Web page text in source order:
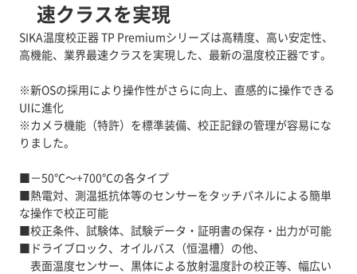
速クラスを実現
SIKA温度校正器 TP Premiumシリーズは高精度、高い安定性、
高機能、業界最速クラスを実現した、最新の温度校正器です。
※新OSの採用により操作性がさらに向上、直感的に操作できる
UIに進化
※カメラ機能（特許）を標準装備、校正記録の管理が容易にな
りました。
■－50℃～+700℃の各タイプ
■熱電対、測温抵抗体等のセンサーをタッチパネルによる簡単
な操作で校正可能
■校正条件、試験体、試験データ・証明書の保存・出力が可能
■ドライブロック、オイルバス（恒温槽）の他、
表面温度センサー、黒体による放射温度計の校正等、幅広い